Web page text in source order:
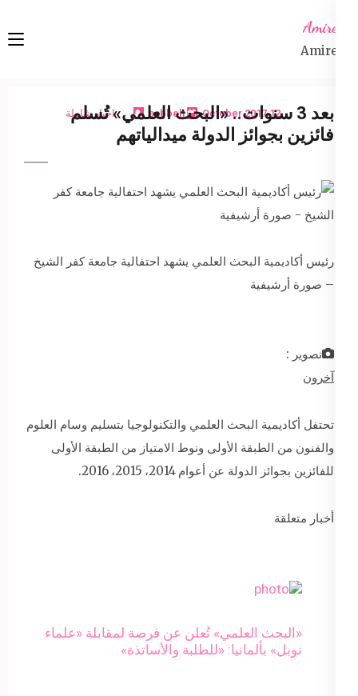
content
Amireta
Amireta
12 October 2017
sabbeh اخبار شاملة
بعد 3 سنوات.. «البحث العلمي» تُسلم
فائزين بجوائز الدولة ميدالياتهم
رئيس أكاديمية البحث العلمي يشهد احتفالية جامعة كفر الشيخ
– صورة أرشيفية
تصوير :
آخرون
تحتفل أكاديمية البحث العلمي والتكنولوجيا بتسليم وسام العلوم
والفنون من الطبقة الأولى ونوط الامتياز من الطبقة الأولى
للفائزين بجوائز الدولة عن أعوام 2014، 2015، 2016.
أخبار متعلقة
«البحث العلمي» تُعلن عن فرصة لمقابلة «علماء
نوبل» بألمانيا: «للطلبة والأساتذة»